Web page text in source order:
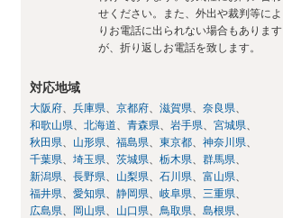
せください。また、外出や裁判等によ
りお電話に出られない場合もあります
が、折り返しお電話を致します。
対応地域
大阪府 兵庫県 京都府 滋賀県
奈良県
和歌山県
北海道 青森県 岩手県
宮城県
秋田県
山形県 福島県 東京都
神奈川県
千葉県
埼玉県 茨城県 栃木県
群馬県
新潟県
長野県 山梨県 石川県
富山県
福井県
愛知県 静岡県 岐阜県
三重県
広島県
岡山県 山口県 鳥取県
島根県